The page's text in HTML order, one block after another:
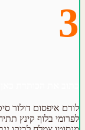
3
לורם איפסום דולור
לפרומי בלוף קינץ